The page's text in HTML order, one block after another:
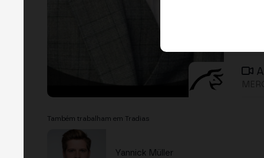
Também trabalham em Tradias
Yannick Müller